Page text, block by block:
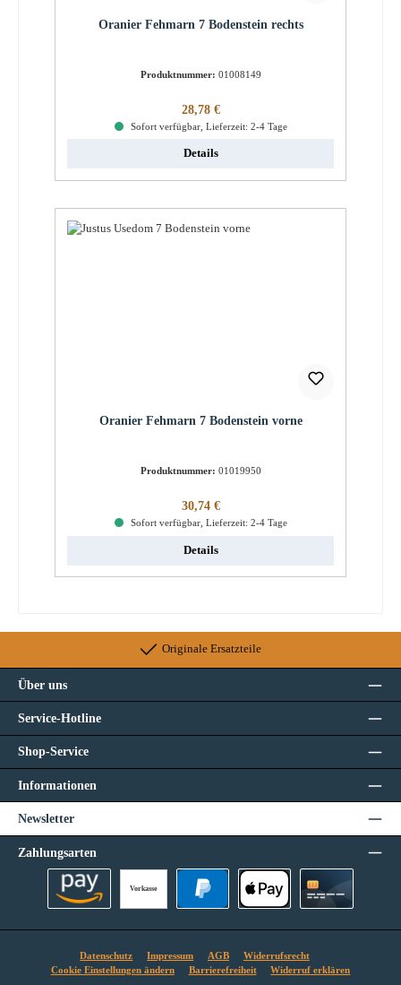
Oranier Fehmarn 7 Bodenstein rechts
Produktnummer: 01008149
Regulärer Preis:
28,78 €
Sofort verfügbar, Lieferzeit: 2-4 Tage
Details
Oranier Fehmarn 7 Bodenstein vorne
Produktnummer: 01019950
Regulärer Preis:
30,74 €
Sofort verfügbar, Lieferzeit: 2-4 Tage
Details
Originale Ersatzteile
Über uns
Service-Hotline
Shop-Service
Informationen
Newsletter
Zahlungsarten
Vorkasse
Datenschutz Impressum AGB
Widerrufsrecht
Cookie Einstellungen ändern
Barrierefreiheit Widerruf erklären